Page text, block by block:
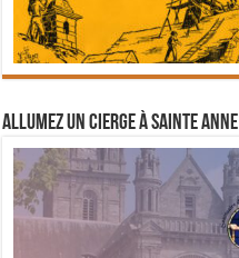
Allumez un cierge à Sainte Anne